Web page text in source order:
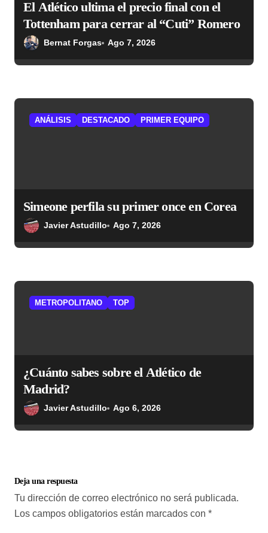
El Atlético ultima el precio final con el
Tottenham para cerrar al “Cuti” Romero
Bernat Forgas Ago 7, 2026
ANÁLISIS DESTACADO PRIMER EQUIPO
Simeone perfila su primer once en Corea
Javier Astudillo Ago 7, 2026
METROPOLITANO TOP
¿Cuánto sabes sobre el Atlético de
Madrid?
Javier Astudillo Ago 6, 2026
Deja una respuesta
Tu dirección de correo electrónico no será publicada.
Los campos obligatorios están marcados con *